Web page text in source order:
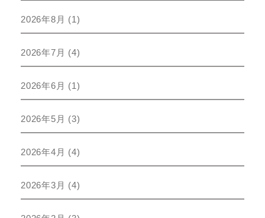
2026年8月 (1)
2026年7月 (4)
2026年6月 (1)
2026年5月 (3)
2026年4月 (4)
2026年3月 (4)